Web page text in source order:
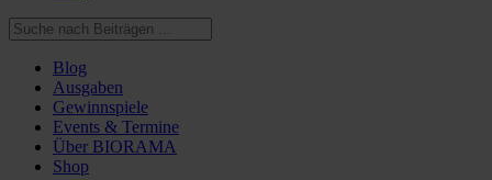
Blog
Ausgaben
Gewinnspiele
Events & Termine
Über BIORAMA
Shop